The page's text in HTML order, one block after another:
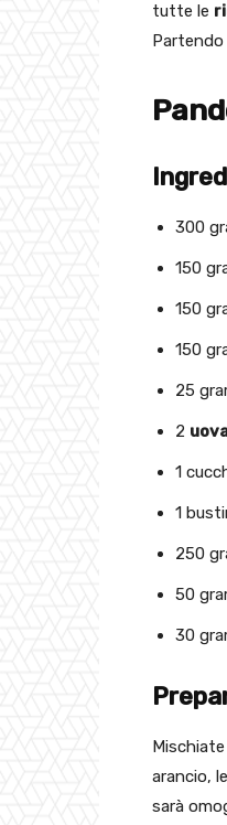
tutte le
Partendo
300
150
150
150
25
2
1
1
250
50
30
arancio,
sarà